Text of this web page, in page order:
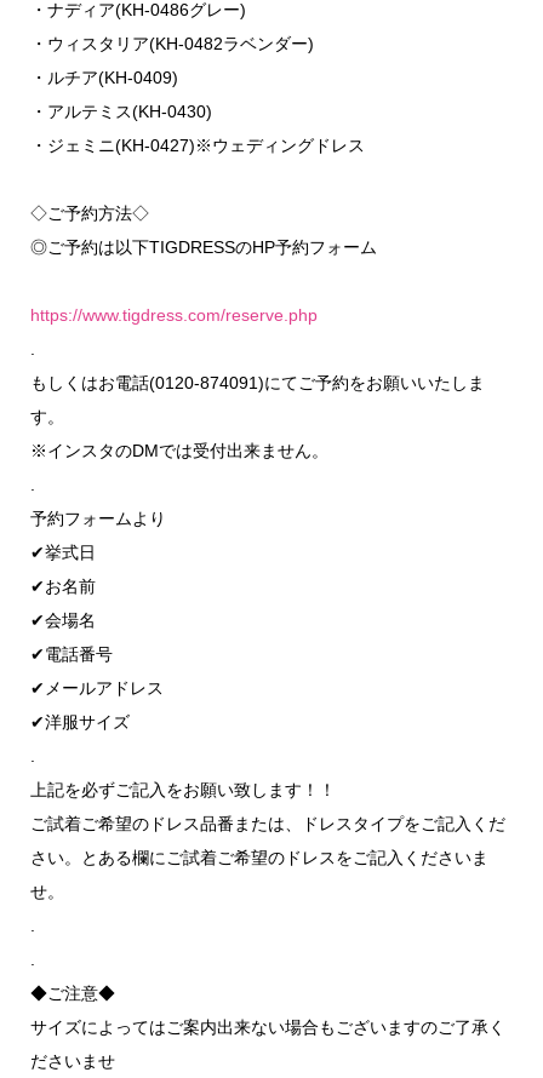
・ナディア(KH-0486グレー)
・ウィスタリア(KH-0482ラベンダー)
・ルチア(KH-0409)
・アルテミス(KH-0430)
・ジェミニ(KH-0427)※ウェディングドレス
◇ご予約方法◇
◎ご予約は以下TIGDRESSのHP予約フォーム
https://www.tigdress.com/reserve.php
.
もしくはお電話(0120-874091)にてご予約をお願いいたしま
す。
※インスタのDMでは受付出来ません。
.
予約フォームより
✔︎挙式日
✔︎お名前
✔︎会場名
✔︎電話番号
✔︎メールアドレス
✔︎洋服サイズ
.
上記を必ずご記入をお願い致します！！
ご試着ご希望のドレス品番または、
ドレスタイプをご記入くだ
さい。
とある欄にご試着ご希望のドレスをご記入くださいま
せ。
.
.
◆ご注意◆
サイズによってはご案内出来ない場合もございますのご了承く
ださいませ